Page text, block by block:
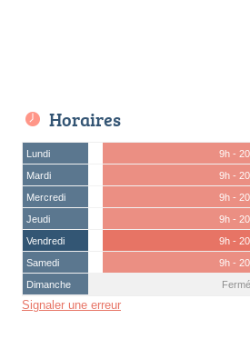
Horaires
Lundi
9h -
Mardi
9h -
Mercredi
9h -
Jeudi
9h -
Vendredi
9h -
Samedi
9h -
Dimanche
Fermé
Signaler une erreur